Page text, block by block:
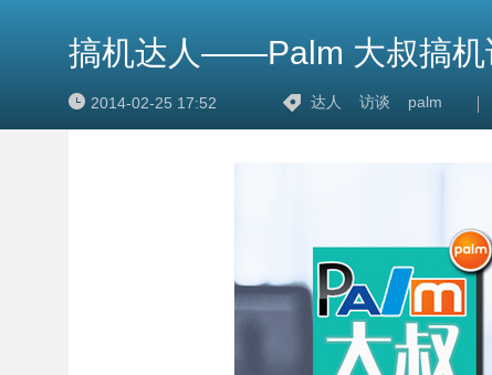
搞机达人——Palm 大叔搞机
2014-02-25 17:52 达人 访谈 palm